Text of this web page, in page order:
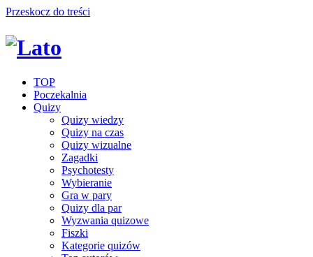
Przeskocz do treści
TOP
Poczekalnia
Quizy
Quizy wiedzy
Quizy na czas
Quizy wizualne
Zagadki
Psychotesty
Wybieranie
Gra w pary
Quizy dla par
Wyzwania quizowe
Fiszki
Kategorie quizów